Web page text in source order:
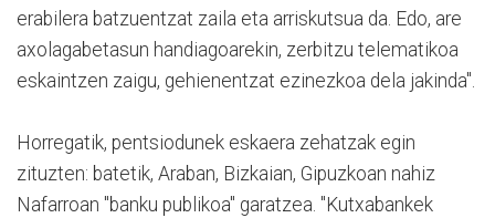
erabilera batzuentzat zaila eta arriskutsua da. Edo, are
axolagabetasun handiagoarekin, zerbitzu telematikoa
eskaintzen zaigu, gehienentzat ezinezkoa dela jakinda".
Horregatik, pentsiodunek eskaera zehatzak egin
zituzten: batetik, Araban, Bizkaian, Gipuzkoan nahiz
Nafarroan "banku publikoa" garatzea. "Kutxabankek